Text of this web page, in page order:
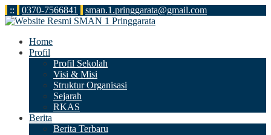
:: 0370-7566841 sman.1.pringgarata@gmail.com
Home
Profil
Profil Sekolah
Visi & Misi
Struktur Organisasi
Sejarah
RKAS
Berita
Berita Terbaru